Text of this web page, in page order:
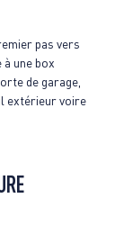
pas vers
une box
de garage,
extérieur voire